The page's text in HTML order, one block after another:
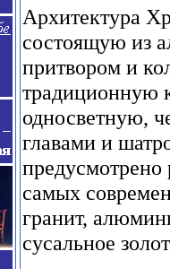
Архитектура
состоящую из
притвором и
традиционную
односветную,
главами и
предусмотрено
самых
гранит,
сусальное